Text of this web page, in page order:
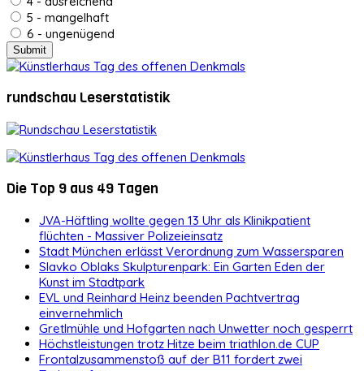
5 - mangelhaft
6 - ungenügend
rundschau Leserstatistik
Die Top 9 aus 49 Tagen
JVA-Häftling wollte gegen 13 Uhr als Klinikpatient
flüchten - Massiver Polizeieinsatz
Stadt München erlässt Verordnung zum Wassersparen
Slavko Oblaks Skulpturenpark: Ein Garten Eden der
Kunst im Stadtpark
EVL und Reinhard Heinz beenden Pachtvertrag
einvernehmlich
Gretlmühle und Hofgarten nach Unwetter noch gesperrt
Höchstleistungen trotz Hitze beim triathlon.de CUP
Frontalzusammenstoß auf der B11 fordert zwei